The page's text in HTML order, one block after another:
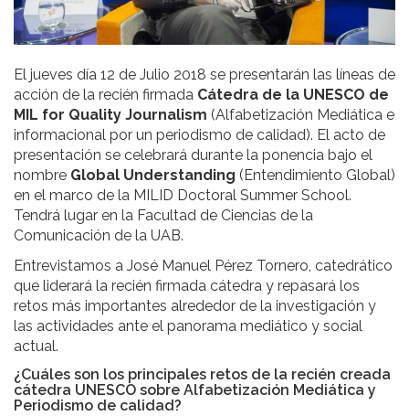
El jueves día 12 de Julio 2018 se presentarán las líneas de
acción de la recién firmada Cátedra de la UNESCO de
MIL for Quality Journalism (Alfabetización Mediática e
informacional por un periodismo de calidad). El acto de
presentación se celebrará durante la ponencia bajo el
nombre Global Understanding (Entendimiento Global)
en el marco de la MILID Doctoral Summer School.
Tendrá lugar en la Facultad de Ciencias de la
Comunicación de la UAB.
Entrevistamos a José Manuel Pérez Tornero, catedrático
que liderará la recién firmada cátedra y repasará los
retos más importantes alrededor de la investigación y
las actividades ante el panorama mediático y social
actual.
¿Cuáles son los principales retos de la recién creada
cátedra UNESCO sobre Alfabetización Mediática y
Periodismo de calidad?